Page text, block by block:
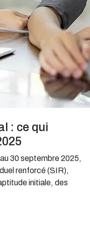
: ce qui
30 septembre 2025,
renforcé (SIR),
initiale, des